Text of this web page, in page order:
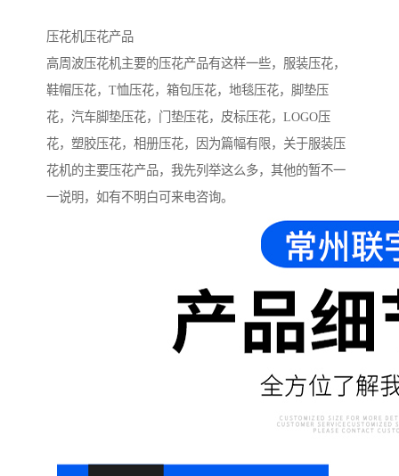
压花机压花产品
高周波压花机主要的压花产品有这样一些，服装压花，
鞋帽压花，T恤压花，箱包压花，地毯压花，脚垫压
花，汽车脚垫压花，门垫压花，皮标压花，LOGO压
花，塑胶压花，相册压花，因为篇幅有限，关于服装压
花机的主要压花产品，我先列举这么多，其他的暂不一
一说明，如有不明白可来电咨询。